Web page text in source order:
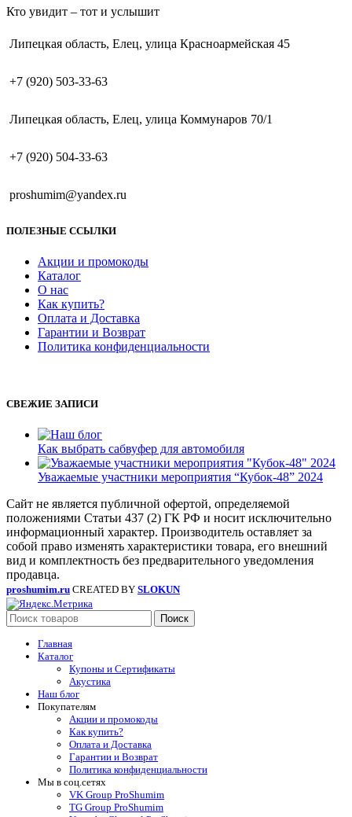
Кто увидит – тот и услышит
Липецкая область, Елец, улица Красноармейская 45
+7 (920) 503-33-63
Липецкая область, Елец, улица Коммунаров 70/1
+7 (920) 504-33-63
proshumim@yandex.ru
ПОЛЕЗНЫЕ ССЫЛКИ
Акции и промокоды
Каталог
О нас
Как купить?
Оплата и Доставка
Гарантии и Возврат
Политика конфиденциальности
СВЕЖИЕ ЗАПИСИ
Как выбрать сабвуфер для автомобиля
Уважаемые участники мероприятия “Кубок-48” 2024
Сайт не является публичной офертой, определяемой
положениями Статьи 437 (2) ГК РФ и носит исключительно
информационный характер. Производитель оставляет за
собой право изменять характеристики товара, его внешний
вид и комплектность без предварительного уведомления
продавца.
proshumim.ru CREATED BY SLOKUN
Поиск
Главная
Каталог
Купоны и Сертификаты
Акустика
Наш блог
Покупателям
Акции и промокоды
Как купить?
Оплата и Доставка
Гарантии и Возврат
Политика конфиденциальности
Мы в соц.сетях
VK Group ProShumim
TG Group ProShumim